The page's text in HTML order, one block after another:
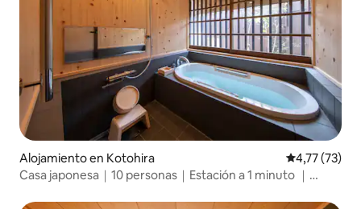
Alojamiento en Kotohira Calificación
4,77 (73)
Casa japonesa｜10 personas｜Estación a 1 minuto ｜